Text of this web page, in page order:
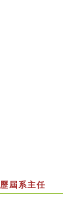
歷屆系主任